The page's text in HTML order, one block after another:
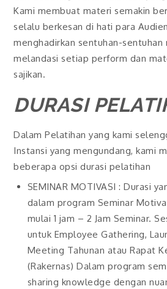
Kami membuat materi semakin
selalu berkesan di hati para
menghadirkan sentuhan-sentuhan
melandasi setiap perform dan
sajikan.
DURASI
Dalam Pelatihan yang kami
Instansi yang mengundang, kami
beberapa opsi durasi pelatihan
SEMINAR MOTIVASI : Durasi
dalam program Seminar
mulai 1 jam – 2 Jam Seminar.
untuk Employee Gathering,
Meeting Tahunan atau Rapat
(Rakernas) Dalam program
sharing knowledge dengan